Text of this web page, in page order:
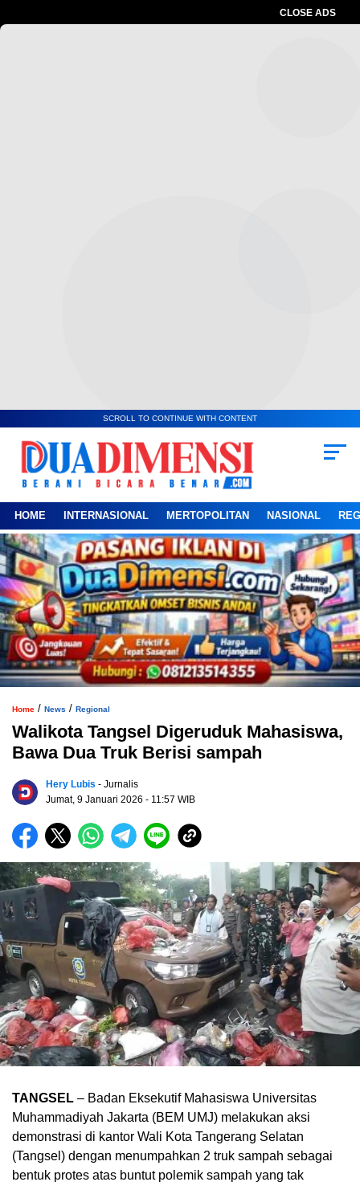
CLOSE ADS
SCROLL TO CONTINUE WITH CONTENT
HOME INTERNASIONAL MERTOPOLITAN NASIONAL
Home / News / Regional
Walikota Tangsel Digeruduk Mahasiswa,
Bawa Dua Truk Berisi sampah
Hery Lubis - Jurnalis
Jumat, 9 Januari 2026 - 11:57 WIB
TANGSEL – Badan Eksekutif Mahasiswa Universitas
Muhammadiyah Jakarta (BEM UMJ) melakukan aksi
demonstrasi di kantor Wali Kota Tangerang Selatan
(Tangsel) dengan menumpahkan 2 truk sampah sebagai
bentuk protes atas buntut polemik sampah yang tak